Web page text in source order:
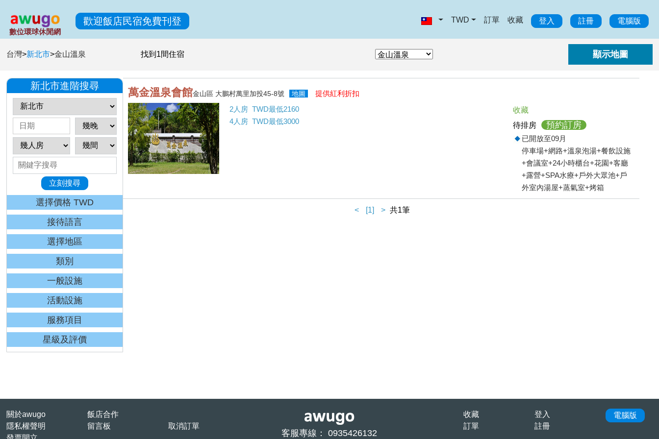
數位環球休閒網
歡迎飯店民宿免費刊登 TWD 訂單 收藏 登入 註冊 電腦版
台灣>新北市>金山溫泉 找到 1間住宿
新北市進階搜尋
立刻搜尋
選擇價格 TWD
接待語言
選擇地區
類別
一般設施
活動設施
服務項目
星級及評價
萬金溫泉會館金山區 大鵬村萬里加投45-8號 地圖
提供紅利折扣
2人房 TWD最低2160
4人房 TWD最低3000
收藏
待排房
預約訂房
已開放至09月
停車場+網路+溫泉泡湯+餐飲設施
+會議室+24小時櫃台+花園+客廳
+露營+SPA水療+戶外大眾池+戶
外室內湯屋+蒸氣室+烤箱
< [1] > 共1筆
關於awugo
飯店合作
隱私權聲明
留言板
取消訂單
客服專線： 0935426132
電腦版
登入
收藏
註冊
訂單